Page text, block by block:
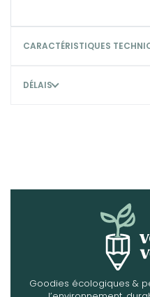
CARACTÉRISTIQUES
DÉLAIS
Goodies écologiques &